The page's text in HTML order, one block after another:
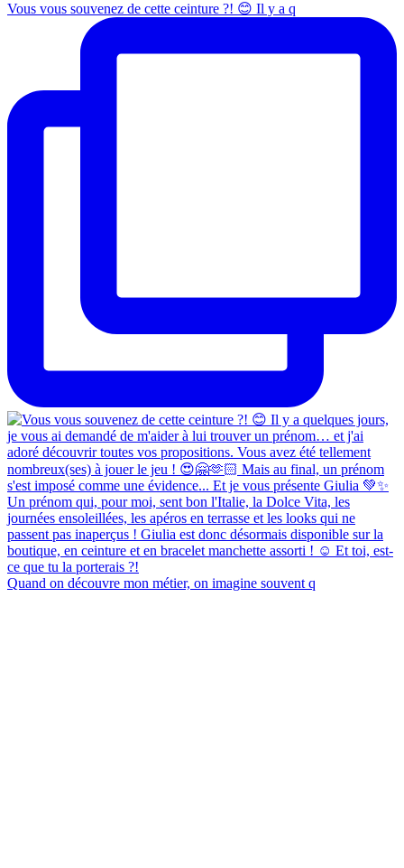
Vous vous souvenez de cette ceinture ?! 😊 Il y a q
Quand on découvre mon métier, on imagine souvent q